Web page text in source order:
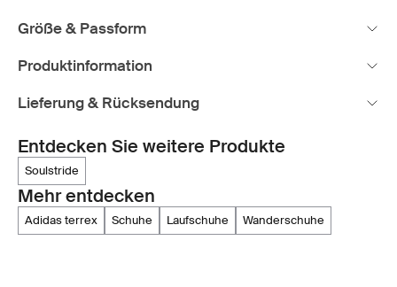
Größe & Passform
Produktinformation
Lieferung & Rücksendung
Entdecken Sie weitere Produkte
soulstride
Mehr entdecken
adidas terrex schuhe laufschuhe wanderschuhe